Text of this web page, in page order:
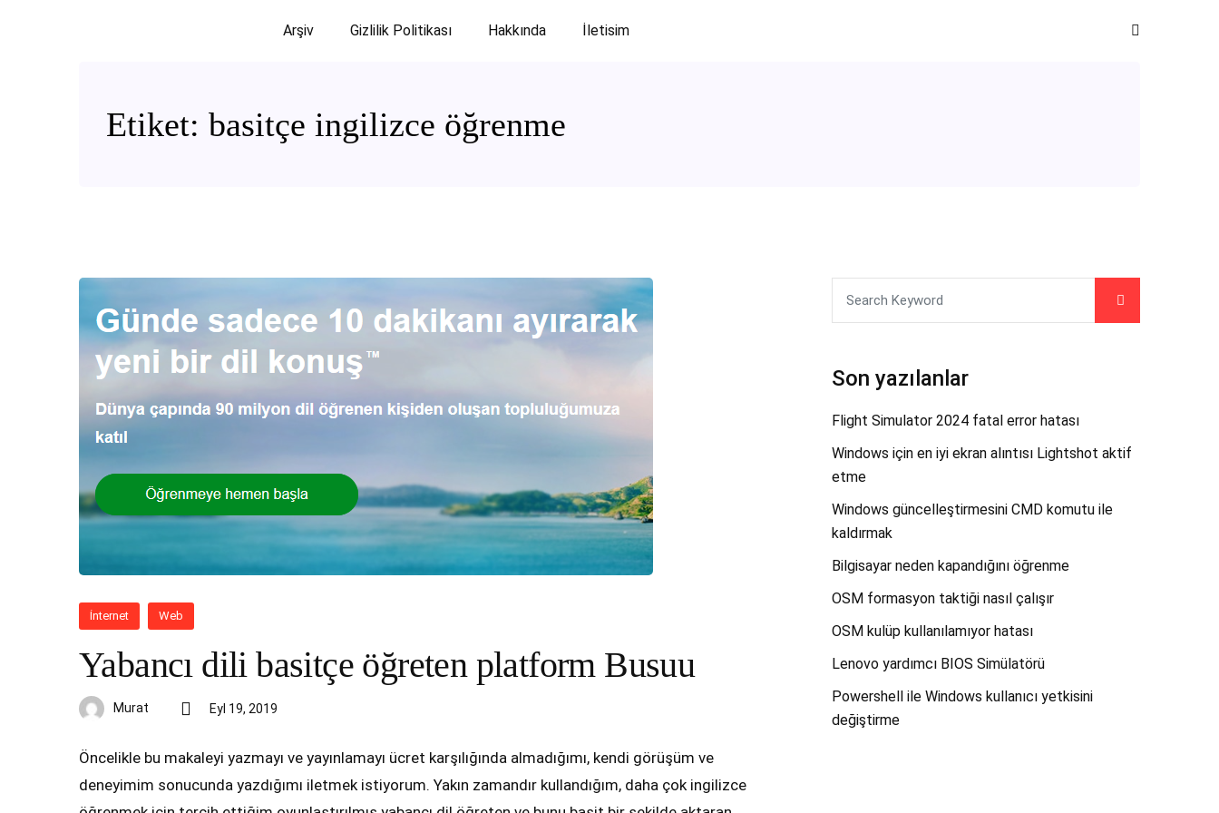
Arşiv Gizlilik Politikası Hakkında İletisim
Etiket: basitçe ingilizce öğrenme
İnternet Web
Yabancı dili basitçe öğreten platform Busuu
Murat Eyl 19, 2019
Öncelikle bu makaleyi yazmayı ve yayınlamayı ücret karşılığında almadığımı, kendi görüşüm ve
deneyimim sonucunda yazdığımı iletmek istiyorum. Yakın zamandır kullandığım, daha çok ingilizce
Son yazılanlar
Flight Simulator 2024 fatal error hatası
Windows için en iyi ekran alıntısı Lightshot aktif
etme
Windows güncelleştirmesini CMD komutu ile
kaldırmak
Bilgisayar neden kapandığını öğrenme
OSM formasyon taktiği nasıl çalışır
OSM kulüp kullanılamıyor hatası
Lenovo yardımcı BIOS Simülatörü
Powershell ile Windows kullanıcı yetkisini
değiştirme